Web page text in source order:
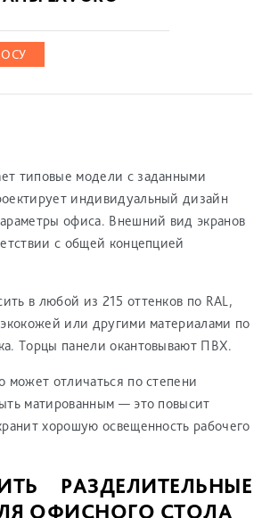
типовые модели с заданными
индивидуальный дизайн
офиса. Внешний вид экранов
с общей концепцией
в любой из 215 оттенков по RAL,
или другими материалами по
Торцы панели окантовывают ПВХ.
может отличаться по степени
матированным — это повысит
хорошую освещенность рабочего
РАЗДЕЛИТЕЛЬНЫЕ
ОФИСНОГО СТОЛА